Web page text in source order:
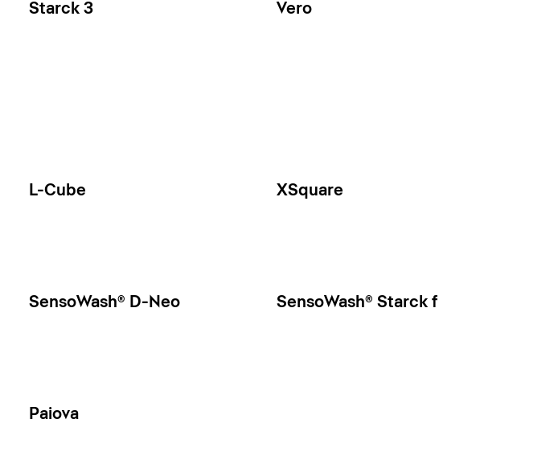
Starck 3 Vero
L-Cube XSquare
SensoWash® D-Neo SensoWash® Starck f
Paiova